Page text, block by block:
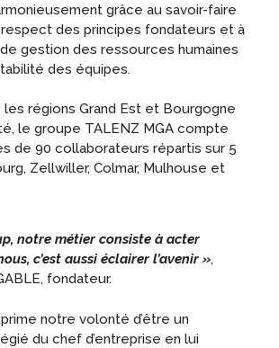
grâce au savoir-faire
des principes fondateurs et à
gestion des ressources humaines
des équipes.
les régions Grand Est et Bourgogne
le groupe TALENZ MGA compte
de 90 collaborateurs répartis sur 5
Zellwiller, Colmar, Mulhouse et
notre métier consiste à acter
c’est aussi éclairer l’avenir »,
fondateur.
notre volonté d’être un
du chef d’entreprise en lui